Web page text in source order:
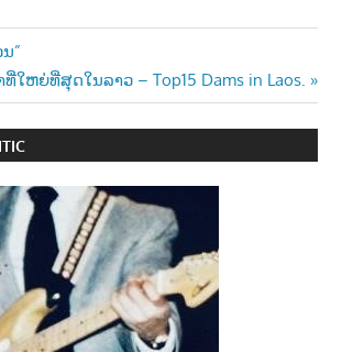
”
ໃຫຍ່ທີ່ສຸດໃນລາວ – Top15 Dams in Laos.